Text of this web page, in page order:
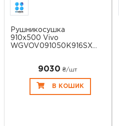
Рушникосушка
910х500 Vivo
WGVOV091050K916SX
9030 ₴/шт
В КОШИК